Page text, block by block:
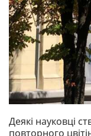
Деякі науковці
повторного